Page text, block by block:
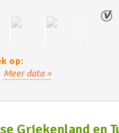
op:
Meer data >
Griekenland en